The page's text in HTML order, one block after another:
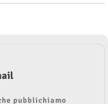
pubblichiamo